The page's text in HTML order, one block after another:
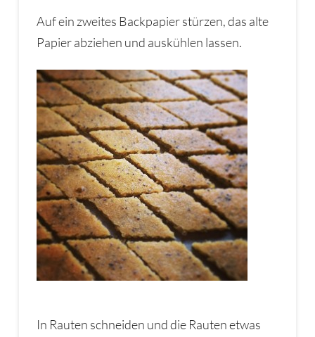
Auf ein zweites Backpapier stürzen, das alte
Papier abziehen und auskühlen lassen.
In Rauten schneiden und die Rauten etwas